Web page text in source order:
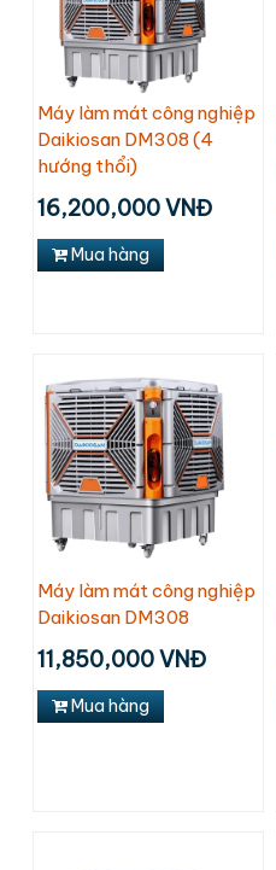
Máy làm mát công nghiệp
Daikiosan DM308 (4
hướng thổi)
16,200,000 VNĐ
Mua hàng
Máy làm mát công nghiệp
Daikiosan DM308
11,850,000 VNĐ
Mua hàng